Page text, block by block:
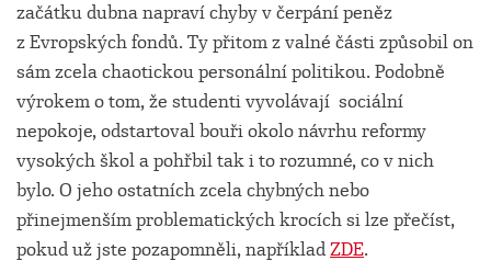
začátku dubna napraví chyby v čerpání peněz
z Evropských fondů. Ty přitom z valné části způsobil on
sám zcela chaotickou personální politikou. Podobně
výrokem o tom, že studenti vyvolávají sociální
nepokoje, odstartoval bouři okolo návrhu reformy
vysokých škol a pohřbil tak i to rozumné, co v nich
bylo. O jeho ostatních zcela chybných nebo
přinejmenším problematických krocích si lze přečíst,
pokud už jste pozapomněli, napříkladZDE.